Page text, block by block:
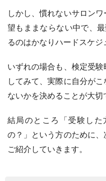
しかし、慣れないサロン
望もままならない中で、
るのはかなりハードスケジ
いずれの場合も、検定受
してみて、実際に自分が
ないかを決めることが大切
結局のところ「受験し
の？」という方のために
ご紹介していきます。